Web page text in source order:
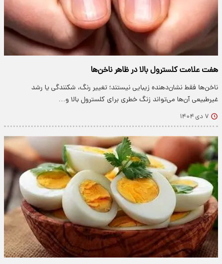
هفت علامت کلسترول بالا در ظاهر ناخن‌ها
ناخن‌ها فقط نشان‌دهنده زیبایی نیستند؛ تغییر رنگ، شکنندگی یا رشد
غیرطبیعی آن‌ها می‌تواند زنگ خطری برای کلسترول بالا و…
۷ دی ۱۴۰۴